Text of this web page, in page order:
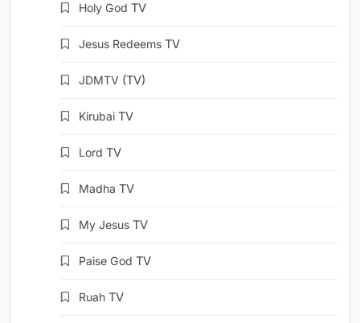
Holy God TV
Jesus Redeems TV
JDMTV (TV)
Kirubai TV
Lord TV
Madha TV
My Jesus TV
Paise God TV
Ruah TV